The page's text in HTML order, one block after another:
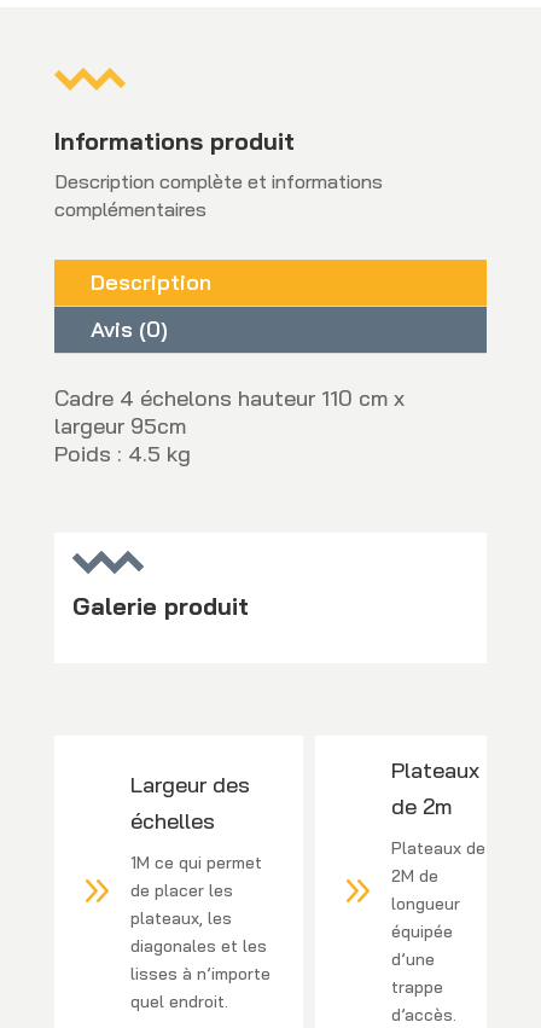
Informations produit
Description complète et informations
complémentaires
Description
Avis (0)
Cadre 4 échelons hauteur 110 cm x
largeur 95cm
Poids : 4.5 kg
Galerie produit
9
Largeur des
échelles
1M ce qui permet
de placer les
plateaux, les
diagonales et les
lisses à n’importe
quel endroit.
9
Plateaux
de 2m
Plateaux de
2M de
longueur
équipée
d’une
trappe
d’accès.